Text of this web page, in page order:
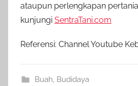
ataupun perlengkapan
kunjungi SentraTani.com
Referensi: Channel Youtube
Buah Budidaya